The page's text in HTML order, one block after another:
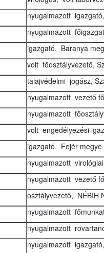
nyugalmazott
nyugalmazott
igazgató, Baranya
volt főosztályvezető,
talajvédelmi jogász,
nyugalmazott vezető
nyugalmazott
volt engedélyezési
igazgató, Fejér megye
nyugalmazott
nyugalmazott vezető
osztályvezető, NÉBIH
nyugalmazott
nyugalmazott
nyugalmazott